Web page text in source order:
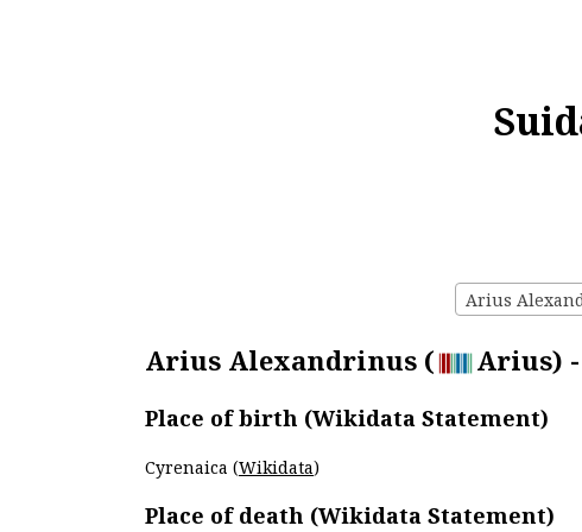
Arius
Arius Alexandrinus ( Arius)
Place of birth (Wikidata Statement)
Cyrenaica (Wikidata)
Place of death (Wikidata Statement)